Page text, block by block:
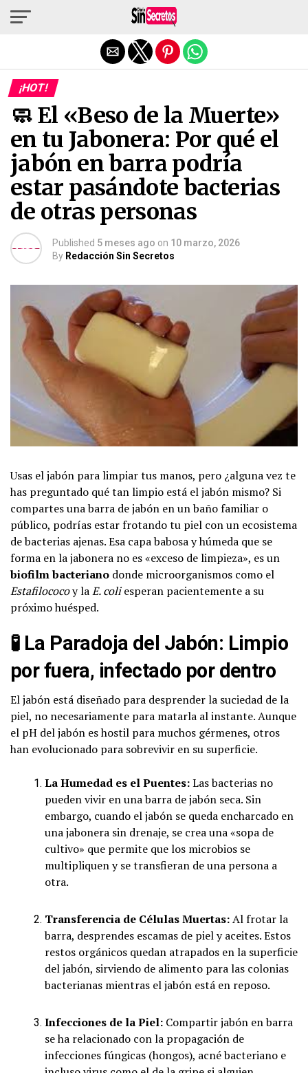
¡HOT!
🧼 El «Beso de la Muerte»
en tu Jabonera: Por qué el
jabón en barra podría
estar pasándote bacterias
de otras personas
Published 5 meses ago on 10 marzo, 2026
By Redacción Sin Secretos
Usas el jabón para limpiar tus manos, pero ¿alguna vez te
has preguntado qué tan limpio está el jabón mismo? Si
compartes una barra de jabón en un baño familiar o
público, podrías estar frotando tu piel con un ecosistema
de bacterias ajenas. Esa capa babosa y húmeda que se
forma en la jabonera no es «exceso de limpieza», es un
biofilm bacteriano donde microorganismos como el
Estafilococoy laE. coliesperan pacientemente a su
próximo huésped.
🧪 La Paradoja del Jabón: Limpio
por fuera, infectado por dentro
El jabón está diseñado para desprender la suciedad de la
piel, no necesariamente para matarla al instante. Aunque
el pH del jabón es hostil para muchos gérmenes, otros
han evolucionado para sobrevivir en su superficie.
La Humedad es el Puentes:Las bacterias no
pueden vivir en una barra de jabón seca. Sin
embargo, cuando el jabón se queda encharcado en
una jabonera sin drenaje, se crea una «sopa de
cultivo» que permite que los microbios se
multipliquen y se transfieran de una persona a
otra.
Transferencia de Células Muertas:Al frotar la
barra, desprendes escamas de piel y aceites. Estos
restos orgánicos quedan atrapados en la superficie
del jabón, sirviendo de alimento para las colonias
bacterianas mientras el jabón está en reposo.
Infecciones de la Piel: Compartir jabón en barra
se ha relacionado con la propagación de
infecciones fúngicas (hongos), acné bacteriano e
Salir de la versión móvil